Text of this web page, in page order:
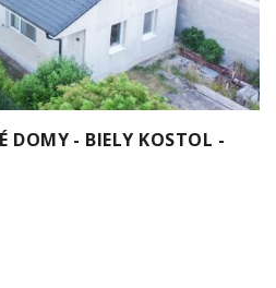
DOMY - BIELY KOSTOL -